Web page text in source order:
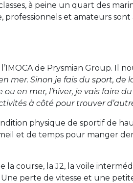
à peine un quart des
et amateurs
de Prysmian Group. Il
mer. Sinon je fais du sport,
en mer, l’hiver, je vais faire
à côté pour trouver
physique de sportif de
et de temps pour manger
course, la J2, la voile
perte de vitesse et une